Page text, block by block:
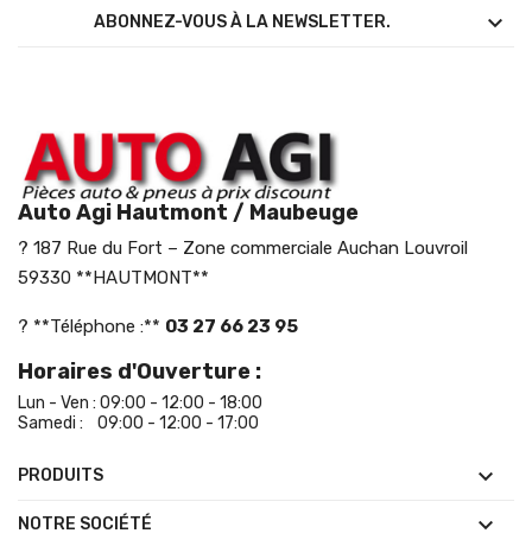
ABONNEZ-VOUS À LA NEWSLETTER. 
Auto Agi Hautmont / Maubeuge
? 187 Rue du Fort – Zone commerciale Auchan Louvroil
59330 **HAUTMONT**
? **Téléphone :** 03 27 66 23 95
Horaires d'Ouverture :
Lun - Ven : 09:00 - 12:00 - 18:00
Samedi : 09:00 - 12:00 - 17:00
PRODUITS 
NOTRE SOCIÉTÉ 